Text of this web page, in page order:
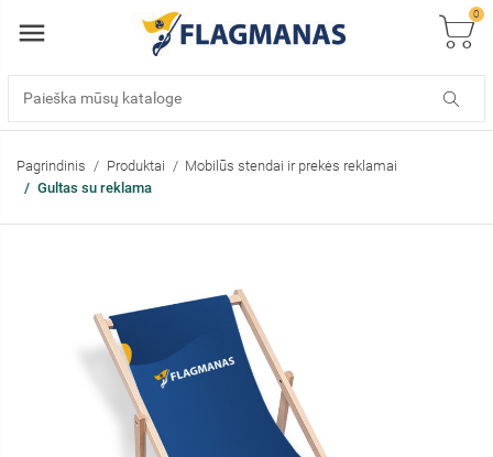
0
Pagrindinis Produktai
Mobilūs stendai ir prekės reklamai
Gultas su reklama